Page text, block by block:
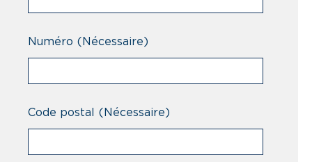
Numéro (Nécessaire)
Code postal (Nécessaire)